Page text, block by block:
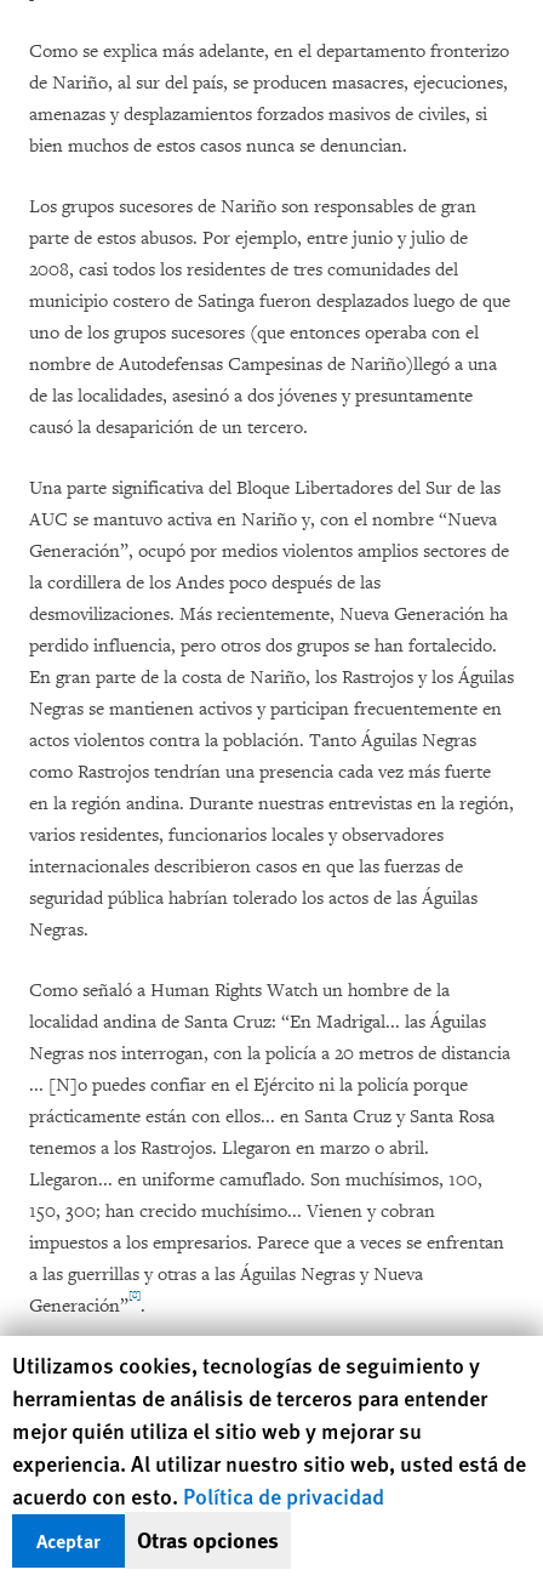
Como se explica más adelante, en el departamento fronterizo
de Nariño, al sur del país, se producen masacres, ejecuciones,
amenazas y desplazamientos forzados masivos de civiles, si
bien muchos de estos casos nunca se denuncian.
Los grupos sucesores de Nariño son responsables de gran
parte de estos abusos. Por ejemplo, entre junio y julio de
2008, casi todos los residentes de tres comunidades del
municipio costero de Satinga fueron desplazados luego de que
uno de los grupos sucesores (que entonces operaba con el
nombre de Autodefensas Campesinas de Nariño)llegó a una
de las localidades, asesinó a dos jóvenes y presuntamente
causó la desaparición de un tercero.
Una parte significativa del Bloque Libertadores del Sur de las
AUC se mantuvo activa en Nariño y, con el nombre “Nueva
Generación”, ocupó por medios violentos amplios sectores de
la cordillera de los Andes poco después de las
desmovilizaciones. Más recientemente, Nueva Generación ha
perdido influencia, pero otros dos grupos se han fortalecido.
En gran parte de la costa de Nariño, los Rastrojos y los Águilas
Negras se mantienen activos y participan frecuentemente en
actos violentos contra la población. Tanto Águilas Negras
como Rastrojos tendrían una presencia cada vez más fuerte
en la región andina. Durante nuestras entrevistas en la región,
varios residentes, funcionarios locales y observadores
internacionales describieron casos en que las fuerzas de
seguridad pública habrían tolerado los actos de las Águilas
Negras.
Como señaló a Human Rights Watch un hombre de la
localidad andina de Santa Cruz: “En Madrigal... las Águilas
Negras nos interrogan, con la policía a 20 metros de distancia
... [N]o puedes confiar en el Ejército ni la policía porque
prácticamente están con ellos... en Santa Cruz y Santa Rosa
tenemos a los Rastrojos. Llegaron en marzo o abril.
Llegaron... en uniforme camuflado. Son muchísimos, 100,
150, 300; han crecido muchísimo... Vienen y cobran
impuestos a los empresarios. Parece que a veces se enfrentan
a las guerrillas y otras a las Águilas Negras y Nueva
Generación”[8].
Las obligaciones jurídicas de
Colombia
Independientemente de cómo sean catalogados (como grupos
armados, paramilitares o crimen organizado), el gobierno
colombiano tiene la responsabilidad específica de hacer frente
Human Rights Watch cookie preferences
Utilizamos cookies, tecnologías de seguimiento y
herramientas de análisis de terceros para entender
mejor quién utiliza el sitio web y mejorar su
experiencia. Al utilizar nuestro sitio web, usted está de
acuerdo con esto. Política de privacidad
Aceptar Otras opciones